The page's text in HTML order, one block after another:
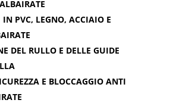
PVC, LEGNO, ACCIAIO E
DEL RULLO E DELLE GUIDE
E BLOCCAGGIO ANTI